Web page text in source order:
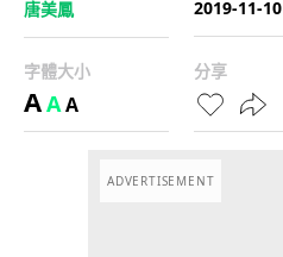
唐美鳳
2019-11-10
字體大小
AAA
分享
ADVERTISEMENT